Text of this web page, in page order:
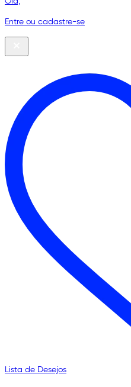
Entre ou cadastre-se
Lista de Desejos